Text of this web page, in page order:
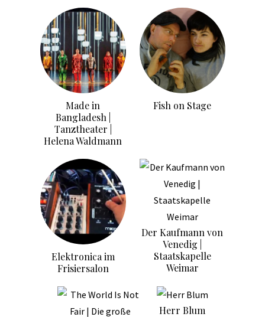
Made in
Bangladesh |
Tanztheater |
Helena Waldmann
Fish on Stage
Elektronica im
Frisiersalon
Der Kaufmann von
Venedig |
Staatskapelle
Weimar
Herr Blum